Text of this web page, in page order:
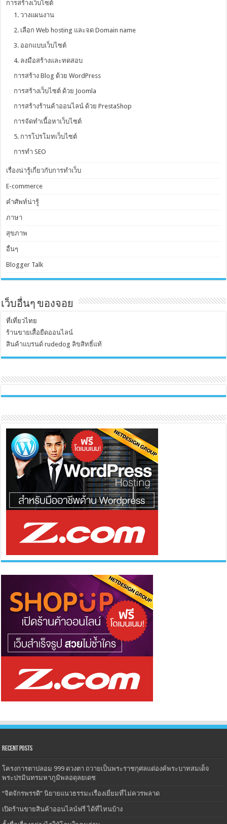
การสร้างเว็บไซต์
1. วางแผนงาน
2. เลือก Web hosting และจด Domain name
3. ออกแบบเว็บไซต์
4. ลงมือสร้างและทดสอบ
การสร้าง Blog ด้วย WordPress
การสร้างเว็บไซต์ ด้วย Joomla
การสร้างร้านค้าออนไลน์ ด้วย PrestaShop
การจัดทำเนื้อหาเว็บไซต์
5. การโปรโมทเว็บไซต์
การทำ SEO
เรื่องน่ารู้เกี่ยวกับการทำเว็บ
E-commerce
คำศัพท์น่ารู้
ภาษา
สุขภาพ
อื่นๆ
Blogger Talk
เว็บอื่นๆ ของจอย
ที่เที่ยวไทย
ร้านขายเสื้อยืดออนไลน์
สินค้าแบรนด์ rudedog ลิขสิทธิ์แท้
Recent Posts
โครงการตาปลอม 999 ดวงตา ถวายเป็นพระราชกุศลแด่องค์พระบาทสมเด็จ
พระปรมินทรมหาภูมิพลอดุลยเดช
“จิตจักรพรรดิ” นิยายแนวธรรมะเรื่องเยี่ยมที่ไม่ควรพลาด
เปิดร้านขายสินค้าออนไลน์ฟรี ได้ที่ไหนบ้าง